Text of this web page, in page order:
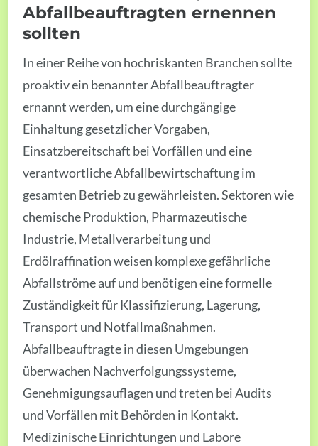
Abfallbeauftragten ernennen
sollten
In einer Reihe von hochriskanten Branchen sollte
proaktiv ein benannter Abfallbeauftragter
ernannt werden, um eine durchgängige
Einhaltung gesetzlicher Vorgaben,
Einsatzbereitschaft bei Vorfällen und eine
verantwortliche Abfallbewirtschaftung im
gesamten Betrieb zu gewährleisten. Sektoren wie
chemische Produktion, Pharmazeutische
Industrie, Metallverarbeitung und
Erdölraffination weisen komplexe gefährliche
Abfallströme auf und benötigen eine formelle
Zuständigkeit für Klassifizierung, Lagerung,
Transport und Notfallmaßnahmen.
Abfallbeauftragte in diesen Umgebungen
überwachen Nachverfolgungssysteme,
Genehmigungsauflagen und treten bei Audits
und Vorfällen mit Behörden in Kontakt.
Medizinische Einrichtungen und Labore